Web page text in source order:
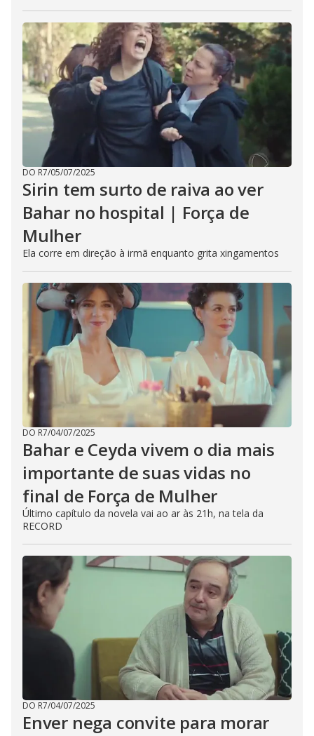
DO R7/05/07/2025
Sirin tem surto de raiva ao ver
Bahar no hospital | Força de
Mulher
Ela corre em direção à irmã enquanto grita xingamentos
DO R7/04/07/2025
Bahar e Ceyda vivem o dia mais
importante de suas vidas no
final de Força de Mulher
Último capítulo da novela vai ao ar às 21h, na tela da
RECORD
DO R7/04/07/2025
Enver nega convite para morar